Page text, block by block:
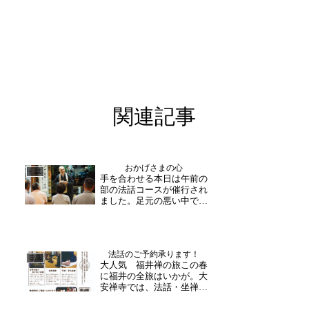
関連記事
日誌 おかげさまの心
手を合わせる本日は午前の
部の法話コースが催行され
ました。足元の悪い中でし
を合わせる。当たり前のよ
うに感じますが、その心が
大切なんです」楽しく聞
き...
日誌 法話のご予約承ります！
大人気 福井禅の旅この春
に福井の全旅はいかが。大
安禅寺では、法話・坐禅・